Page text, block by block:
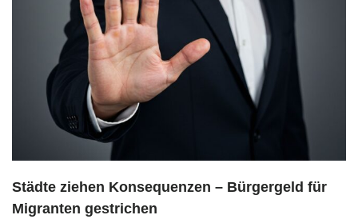
Städte ziehen Konsequenzen – Bürgergeld für
Migranten gestrichen